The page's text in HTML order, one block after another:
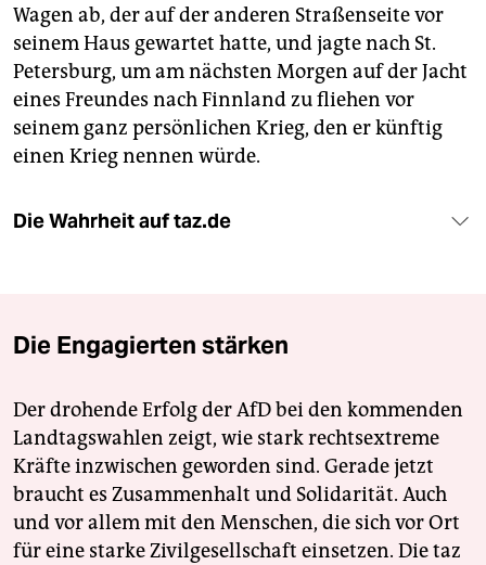
Wagen ab, der auf der anderen Straßenseite vor
seinem Haus gewartet hatte, und jagte nach St.
Petersburg, um am nächsten Morgen auf der Jacht
eines Freundes nach Finnland zu fliehen vor
seinem ganz persönlichen Krieg, den er künftig
einen Krieg nennen würde.
Die Wahrheit auf taz.de
Die Engagierten stärken
Der drohende Erfolg der AfD bei den kommenden
Landtagswahlen zeigt, wie stark rechtsextreme
Kräfte inzwischen geworden sind. Gerade jetzt
braucht es Zusammenhalt und Solidarität. Auch
und vor allem mit den Menschen, die sich vor Ort
für eine starke Zivilgesellschaft einsetzen. Die taz